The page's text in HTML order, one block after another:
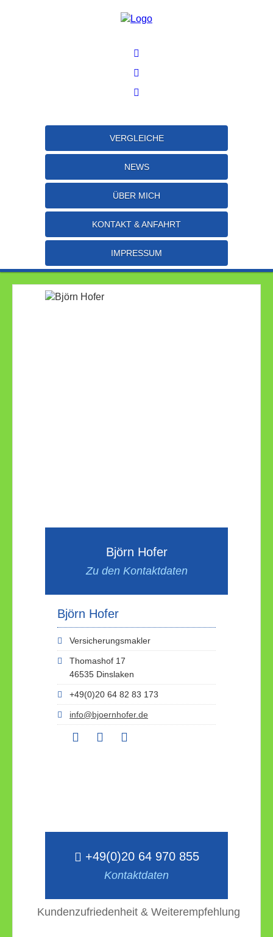
VERGLEICHE
NEWS
ÜBER MICH
KONTAKT & ANFAHRT
IMPRESSUM
Björn Hofer
Zu den Kontaktdaten
Björn Hofer
Versicherungsmakler
Thomashof 17
46535 Dinslaken
+49(0)20 64 82 83 173
info@bjoernhofer.de
+49(0)20 64 970 855
Kontaktdaten
Kundenzufriedenheit & Weiterempfehlung